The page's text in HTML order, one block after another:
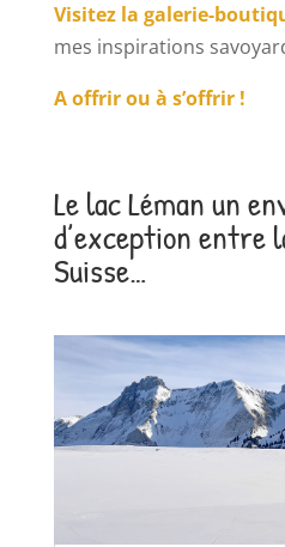
Visitez la galerie-
mes inspirations
A offrir ou à s’offrir !
Le lac Léman un
d’exception entre
Suisse…